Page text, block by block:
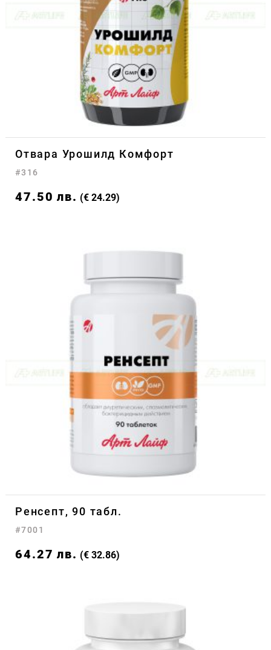
Отвара Урошилд Комфорт
#316
47.50 лв. (€ 24.29)
Ренсепт, 90 табл.
#7001
64.27 лв. (€ 32.86)